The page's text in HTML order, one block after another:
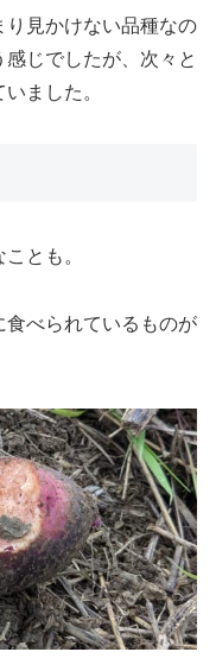
見かけない品種なの
じでしたが、次々と
ました。
とも。
べられているものが